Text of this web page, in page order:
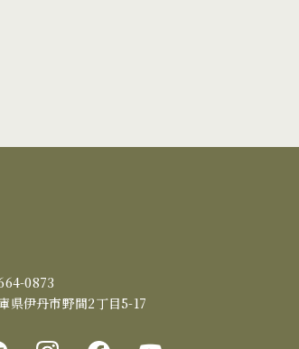
0873
県伊丹市野間2丁目5-17